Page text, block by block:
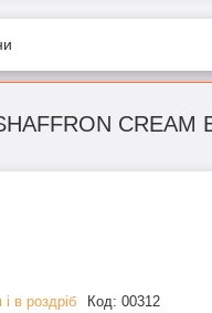
CREAM
в роздріб Код: 00312